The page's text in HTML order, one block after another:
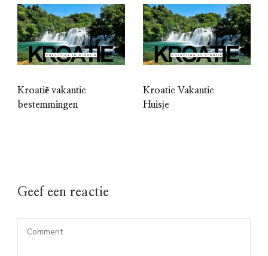
Kroatië vakantie
bestemmingen
Kroatie Vakantie
Huisje
Geef een reactie